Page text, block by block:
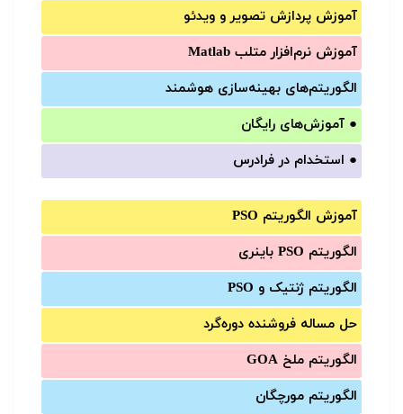
آموزش‌ پردازش تصویر و ویدئو
آموزش‌ نرم‌افزار متلب Matlab
الگوریتم‌های بهینه‌سازی هوشمند
● آموزش‌های رایگان
● استخدام در فرادرس
آموزش الگوریتم PSO
الگوریتم PSO باینری
الگوریتم ژنتیک و PSO
حل مساله فروشنده دوره‌گرد
الگوریتم ملخ GOA
الگوریتم مورچگان